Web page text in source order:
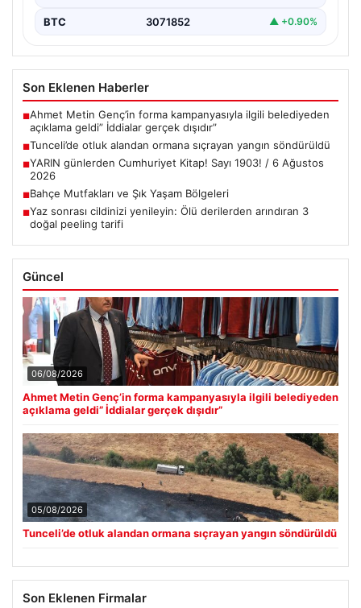
BTC 3071852 ▲ +0.90%
Son Eklenen Haberler
■Ahmet Metin Genç’in forma kampanyasıyla ilgili belediyeden
açıklama geldi” İddialar gerçek dışıdır”
■Tunceli’de otluk alandan ormana sıçrayan yangın söndürüldü
■YARIN günlerden Cumhuriyet Kitap! Sayı 1903! / 6 Ağustos
2026
■Bahçe Mutfakları ve Şık Yaşam Bölgeleri
■Yaz sonrası cildinizi yenileyin: Ölü derilerden arındıran 3
doğal peeling tarifi
Güncel
06/08/2026
Ahmet Metin Genç’in forma kampanyasıyla ilgili belediyeden
açıklama geldi” İddialar gerçek dışıdır”
05/08/2026
Tunceli’de otluk alandan ormana sıçrayan yangın söndürüldü
Son Eklenen Firmalar